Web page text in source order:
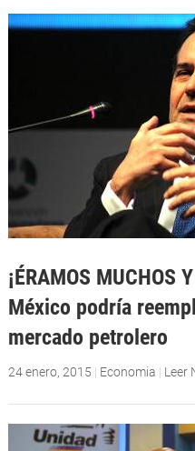
¡ÉRAMOS MUCHOS
México podría
mercado petrolero
24 enero, 2015 | Economia | Leer